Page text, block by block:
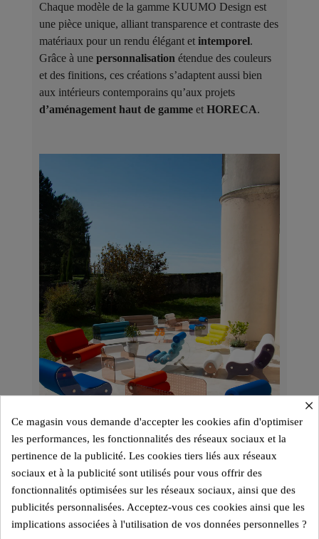
Chaque modèle de la gamme KUUMO Design est
une pièce unique, alliant transparence et contraste des
matériaux pour un rendu élégant et intemporel.
Grâce à une personnalisation étendue des couleurs
et des finitions, ces créations s’adaptent aussi bien
aux intérieurs contemporains qu’aux projets
d’aménagement haut de gamme et HORECA.
×
Ce magasin vous demande d'accepter les cookies afin d'optimiser
les performances, les fonctionnalités des réseaux sociaux et la
pertinence de la publicité. Les cookies tiers liés aux réseaux
sociaux et à la publicité sont utilisés pour vous offrir des
fonctionnalités optimisées sur les réseaux sociaux, ainsi que des
publicités personnalisées. Acceptez-vous ces cookies ainsi que les
implications associées à l'utilisation de vos données personnelles ?